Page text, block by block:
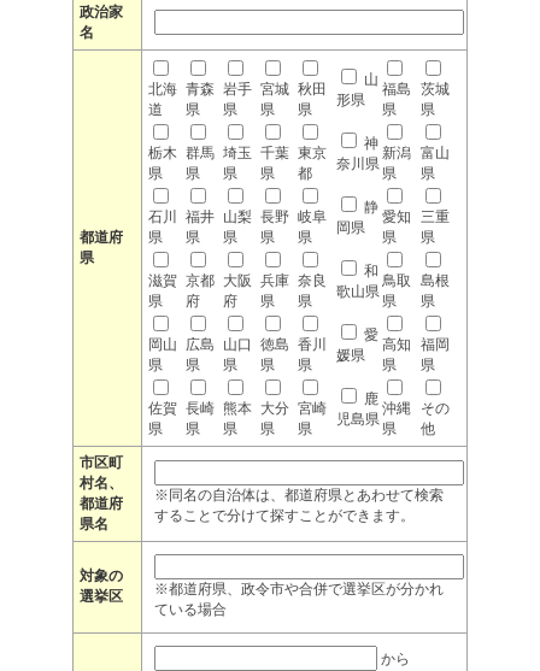
政治家
名
都道府
県
北海
道
青森
県
岩手
県
宮城
県
秋田
県
山
形県
福島
県
茨城
県
栃木
県
群馬
県
埼玉
県
千葉
県
東京
都
神
奈川県
新潟
県
富山
県
石川
県
福井
県
山梨
県
長野
県
岐阜
県
静
岡県
愛知
県
三重
県
滋賀
県
京都
府
大阪
府
兵庫
県
奈良
県
和
歌山県
鳥取
県
島根
県
岡山
県
広島
県
山口
県
徳島
県
香川
県
愛
媛県
高知
県
福岡
県
佐賀
県
長崎
県
熊本
県
大分
県
宮崎
県
鹿
児島県
沖縄
県
その
他
市区町
村名、
都道府
県名
※同名の自治体は、都道府県とあわせて検索
することで分けて探すことができます。
対象の
選挙区
※都道府県、政令市や合併で選挙区が分かれ
ている場合
から